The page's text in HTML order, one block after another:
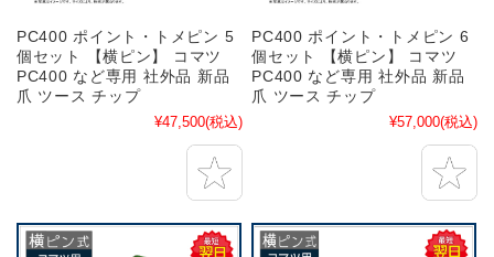
PC400 ポイント・トメピン 5
個セット 【横ピン】 コマツ
PC400 など専用 社外品 新品
爪 ツース チップ
¥47,500(税込)
PC400 ポイント・トメピン 6
個セット 【横ピン】 コマツ
PC400 など専用 社外品 新品
爪 ツース チップ
¥57,000(税込)